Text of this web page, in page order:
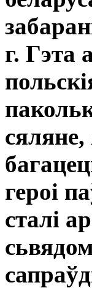
г. Гэта
героі
сталі